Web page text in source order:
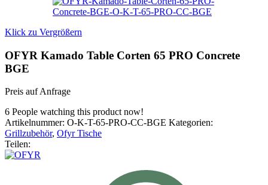
Klick zu Vergrößern
OFYR Kamado Table Corten 65 PRO Concrete
BGE
Preis auf Anfrage
6 People watching this product now!
Artikelnummer: O-K-T-65-PRO-CC-BGE Kategorien:
Grillzubehör, Ofyr Tische
Teilen: